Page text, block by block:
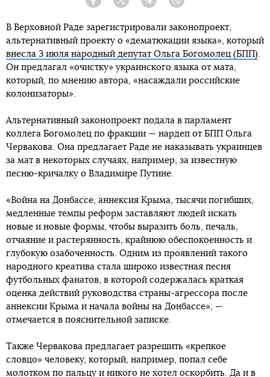
Facebook Twitter Telegram
В Верховной Раде зарегистрировали законопроект,
альтернативный проекту о «дематюкации языка», который
внесла 3 июля народный депутат Ольга Богомолец (БПП).
Он предлагал «очистку» украинского языка от мата,
который, по мнению автора, «насаждали российские
колонизаторы».
Альтернативный законопроект подала в парламент
коллега Богомолец по фракции — нардеп от БПП Ольга
Червакова. Она предлагает Раде не наказывать украинцев
за мат в некоторых случаях, например, за известную
песню-кричалку о Владимире Путине.
«Война на Донбассе, аннексия Крыма, тысячи погибших,
медленные темпы реформ заставляют людей искать
новые и новые формы, чтобы выразить боль, печаль,
отчаяние и растерянность, крайнюю обеспокоенность и
глубокую озабоченность. Одним из проявлений такого
народного креатива стала широко известная песня
футбольных фанатов, в которой содержалась краткая
оценка действий руководства страны-агрессора после
аннексии Крыма и начала войны на Донбассе», —
отмечается в пояснительной записке.
Также Червакова предлагает разрешить «крепкое
словцо» человеку, который, например, попал себе
молотком по пальцу и никого не хотел оскорбить. Да и в